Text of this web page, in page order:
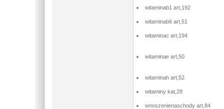
witaminab1 art,192
witaminab6 art,51
witaminac art,194
witaminae art,50
witaminah art,52
witaminy kat,28
wnoszenienaschody art,84